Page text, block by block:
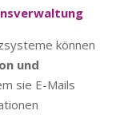
können
und
sie E-Mails